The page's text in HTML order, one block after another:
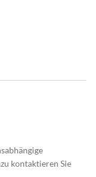
kontaktieren Sie